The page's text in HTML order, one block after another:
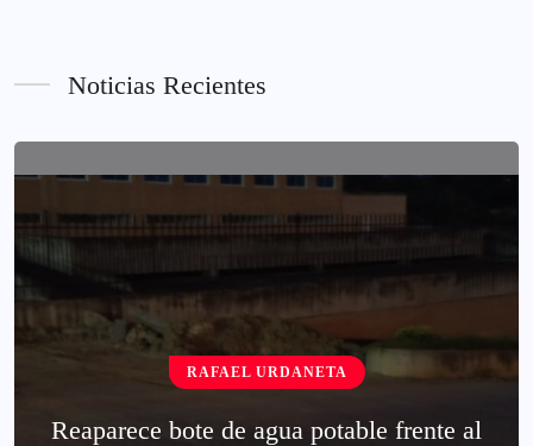
Noticias Recientes
RAFAEL URDANETA
Reaparece bote de agua potable frente al